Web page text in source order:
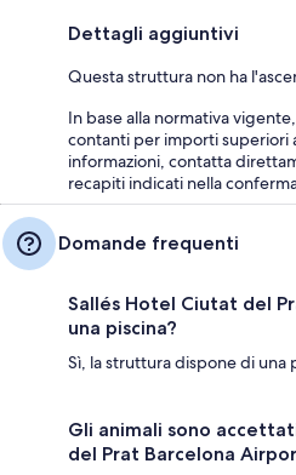
Dettagli aggiuntivi
Questa struttura non ha
In base alla normativa
contanti per importi superiori
informazioni, contatta
recapiti indicati nella
Domande frequenti
Sallés Hotel Ciutat del
una piscina?
Sì, la struttura dispone di una
Gli animali sono
del Prat Barcelona